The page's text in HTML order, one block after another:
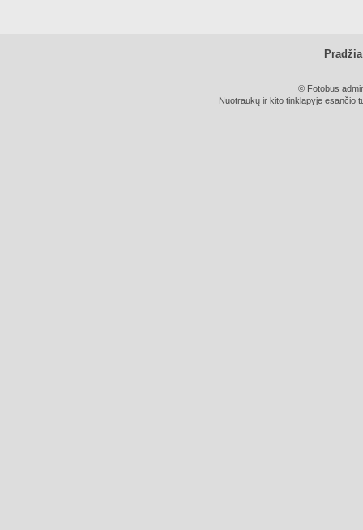
Pradžia
© Fotobus
Nuotraukų ir kito tinklapyje esančio